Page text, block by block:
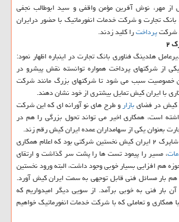
از مهر، نوش آفرین مؤمن واقفی و سید ابوطالب نجفی
تجارت و شرکت خدمات انفورماتیک با حضور درایران
شرکتپرداخترا کلید زدند.
۲
هلدینگ فناوری بانک تجارت در اینباره اظهار نمود:
از شرکتهای پرداخت همواره توانسته نقش پیشرو در
خصوصیت سبب می شود تا شرکتهای بزرگ مانند شرکت
با ایران کیش تمایل بیشتری از خود نشان دهند.
کیش در فضایبازارو طرح های نو آورانه ای که این شرکت
است، همکاری اخیر می تواند تحول بزرگی را هم در
بعنوان یکی از سهامداران عمده ایران کیش رقم زند.
واقفی اظهار داشت: در بحث شاپرک ۲ ایران کیش نخستین شرکتی بود که اعلام همکاری
، مسیر را پیمود تست ها را پشت سر گذاشت و ارتقای
هم افزایی بسیار خوبی وجود داشت، البته ورود نخستین
بار مسائل فنی قابل توجهی به سمت ایران کیش آورد.
بار فنی به خوبی برآمد. از سویی دیگر امیدواریم که
همکاری و تعاملی که با شرکت خدمات انفورماتیک خواهیم